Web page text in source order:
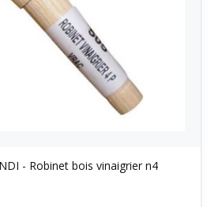
- Robinet bois vinaigrier n4